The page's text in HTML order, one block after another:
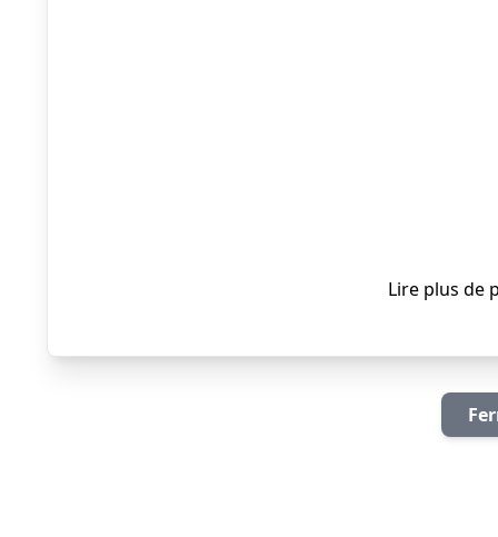
Lire plus de